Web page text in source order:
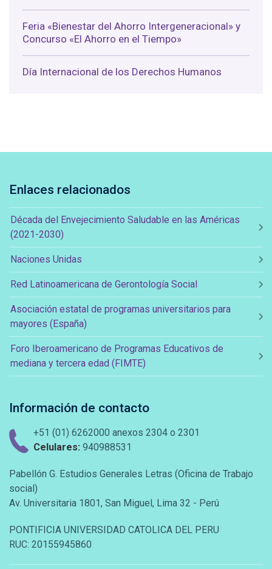
Feria «Bienestar del Ahorro Intergeneracional» y
Concurso «El Ahorro en el Tiempo»
Día Internacional de los Derechos Humanos
Enlaces relacionados
Década del Envejecimiento Saludable en las Américas
(2021-2030)
Naciones Unidas
Red Latinoamericana de Gerontología Social
Asociación estatal de programas universitarios para
mayores (España)
Foro Iberoamericano de Programas Educativos de
mediana y tercera edad (FIMTE)
Información de contacto
+51 (01) 6262000 anexos 2304 o 2301
Celulares: 940988531
Pabellón G. Estudios Generales Letras (Oficina de Trabajo
social)
Av. Universitaria 1801, San Miguel, Lima 32 - Perú
PONTIFICIA UNIVERSIDAD CATOLICA DEL PERU
RUC: 20155945860